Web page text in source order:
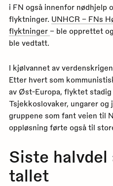
i FN også innenfor nødhjelp
flyktninger. UNHCR – FNs
flyktninger – ble opprettet
ble vedtatt.
I kjølvannet av
Etter hvert som
av Øst-Europa, flyktet
Tsjekkoslovaker, ungarer og
gruppene som fant veien til
oppløsning førte også til
Siste halvdel
tallet